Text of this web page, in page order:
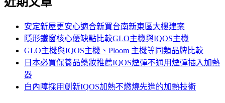
關
安定新屋更安心適合新買台南新東區大樓建案
隱形鐵窗核心優缺點比較GLO主機與IQOS主機
GLO主機與IQOS主機、Ploom 主機等同類品牌比較
日本必買保養品藥妝推薦IQOS煙彈不通用煙彈插入加熱
器
白內障採用創新IQOS加熱不燃燒先進的加熱技術